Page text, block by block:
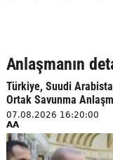
Anlaşmanın
Türkiye, Suudi
Ortak Savunma
07.08.2026 16:20:00
AA